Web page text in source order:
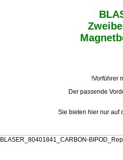
!Vorführer
Der passende
Sie bieten hier nur auf